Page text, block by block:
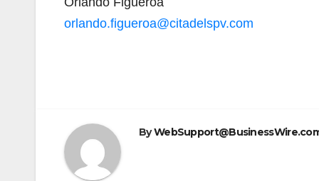
orlando.figueroa@citadelspv.com
By